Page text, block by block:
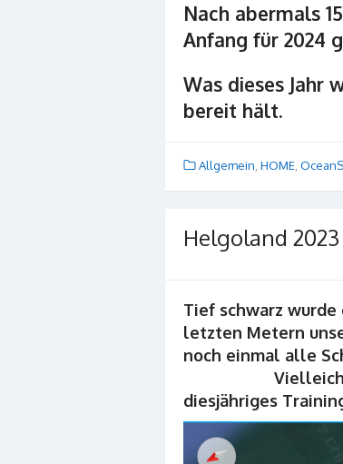
Nach abermals
Anfang für 2024
Was dieses Jahr
bereit hält.
Allgemein HOME
Helgoland
Tief schwarz wurde
letzten Metern
noch einmal
Vielleicht
diesjähriges